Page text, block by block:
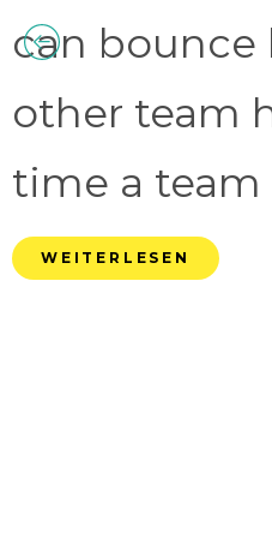
can bounce
other team
time a
WEITERLESEN